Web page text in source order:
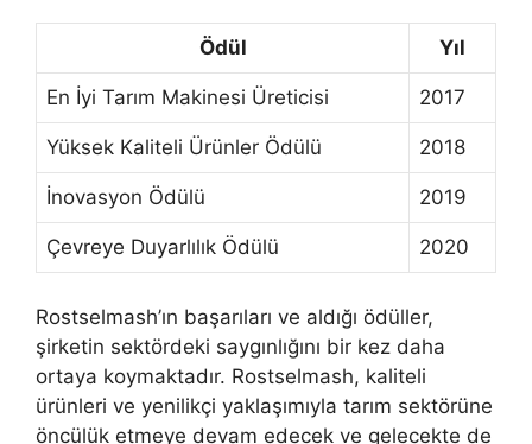
Ödül Yıl
En İyi Tarım Makinesi Üreticisi 2017
Yüksek Kaliteli Ürünler Ödülü 2018
İnovasyon Ödülü 2019
Çevreye Duyarlılık Ödülü 2020
Rostselmash’ın başarıları ve aldığı ödüller,
şirketin sektördeki saygınlığını bir kez daha
ortaya koymaktadır. Rostselmash, kaliteli
ürünleri ve yenilikçi yaklaşımıyla tarım sektörüne
öncülük etmeye devam edecek ve gelecekte de